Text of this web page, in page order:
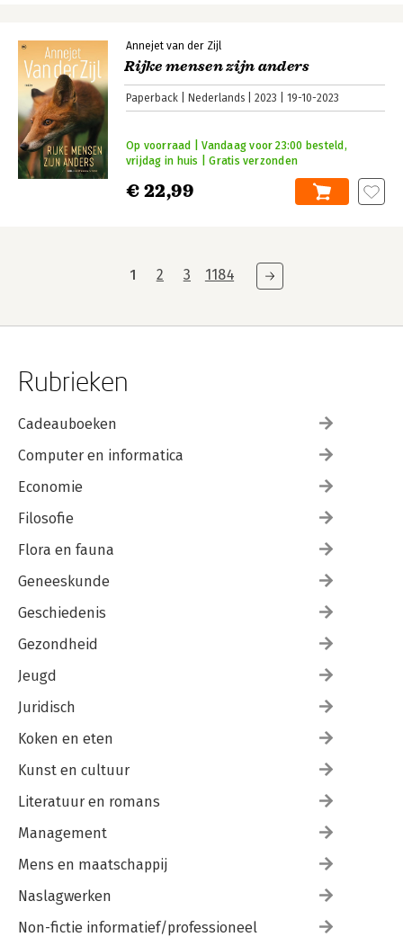
Annejet van der Zijl
Rijke mensen zijn anders
Paperback Nederlands 2023 19-10-2023
€ 22,99
Op voorraad | Vandaag voor 23:00 besteld,
vrijdag in huis | Gratis verzonden
1 2 3 1184
Rubrieken
Cadeauboeken
Computer en informatica
Economie
Filosofie
Flora en fauna
Geneeskunde
Geschiedenis
Gezondheid
Jeugd
Juridisch
Koken en eten
Kunst en cultuur
Literatuur en romans
Management
Mens en maatschappij
Naslagwerken
Non-fictie informatief/professioneel